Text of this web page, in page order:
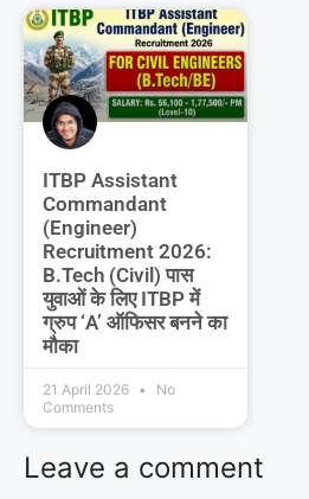
ITBP Assistant
Commandant
(Engineer)
Recruitment 2026:
B.Tech (Civil) पास
युवाओं के लिए ITBP में
ग्रुप ‘A’ ऑफिसर बनने का
मौका
21 April 2026
No
Comments
Leave a comment